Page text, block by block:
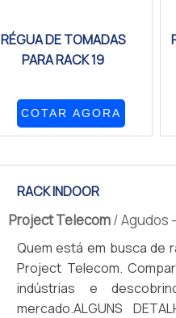
RÉGUA DE TOMADAS
PARA RACK 19
COTAR AGORA
RACK INDOOR
Project Telecom/ Agudos
Quem está em busca de
Project Telecom.
indústrias e
mercado.ALGUNS